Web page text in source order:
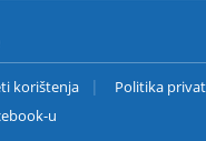
korištenja
Politika
u